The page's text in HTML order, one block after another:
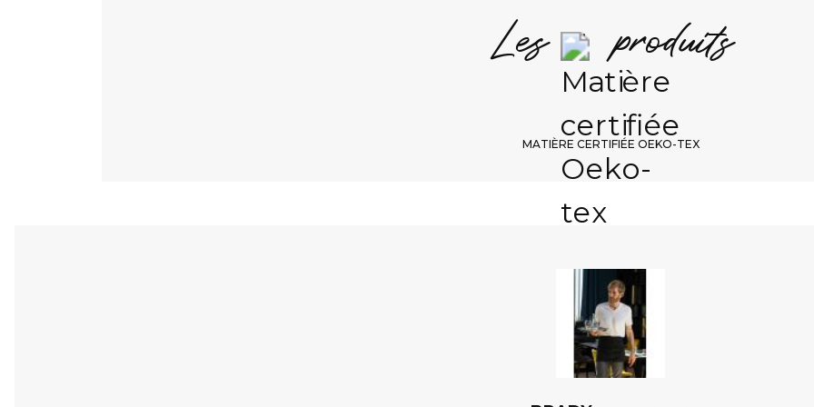
Les + produits
MATIÈRE CERTIFIÉE OEKO-TEX